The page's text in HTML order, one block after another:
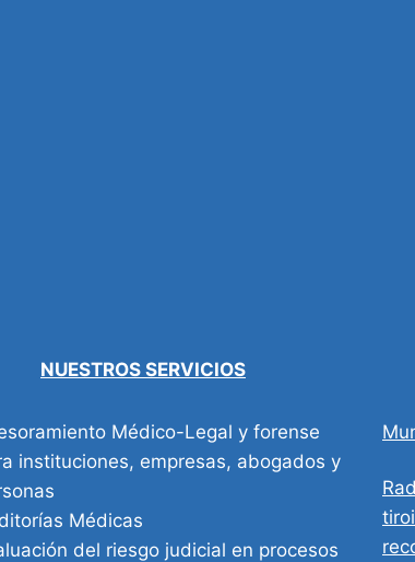
NUESTROS SERVICIOS
Médico-Legal y forense
instituciones, empresas, abogados y
Médicas
del riesgo judicial en procesos